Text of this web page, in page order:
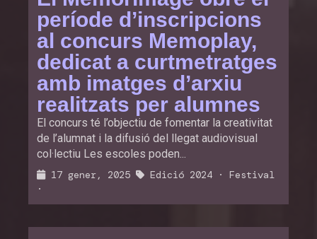
període d’inscripcions
al concurs Memoplay,
dedicat a curtmetratges
amb imatges d’arxiu
realitzats per alumnes
El concurs té l’objectiu de fomentar la creativitat
de l’alumnat i la difusió del llegat audiovisual
col·lectiu Les escoles poden...
17 gener, 2025 Edició 2024 · Festival
·